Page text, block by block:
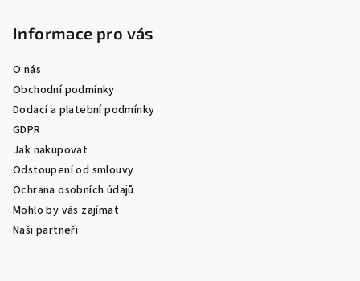
Informace pro vás
O nás
Obchodní podmínky
Dodací a platební podmínky
GDPR
Jak nakupovat
Odstoupení od smlouvy
Ochrana osobních údajů
Mohlo by vás zajímat
Naši partneři